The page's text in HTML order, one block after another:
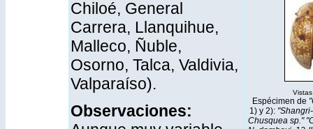
Chiloé, General
Carrera, Llanquihue,
Malleco, Ñuble,
Osorno, Talca, Valdivia,
Valparaíso).
Observaciones:
Espécimen de
1) y 2):
Chusquea sp."